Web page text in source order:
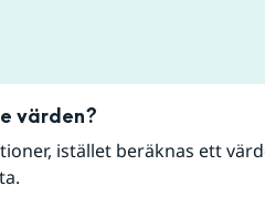
värden?
istället beräknas ett